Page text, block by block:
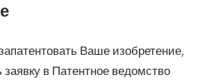
Ваше изобретение,
в Патентное ведомство